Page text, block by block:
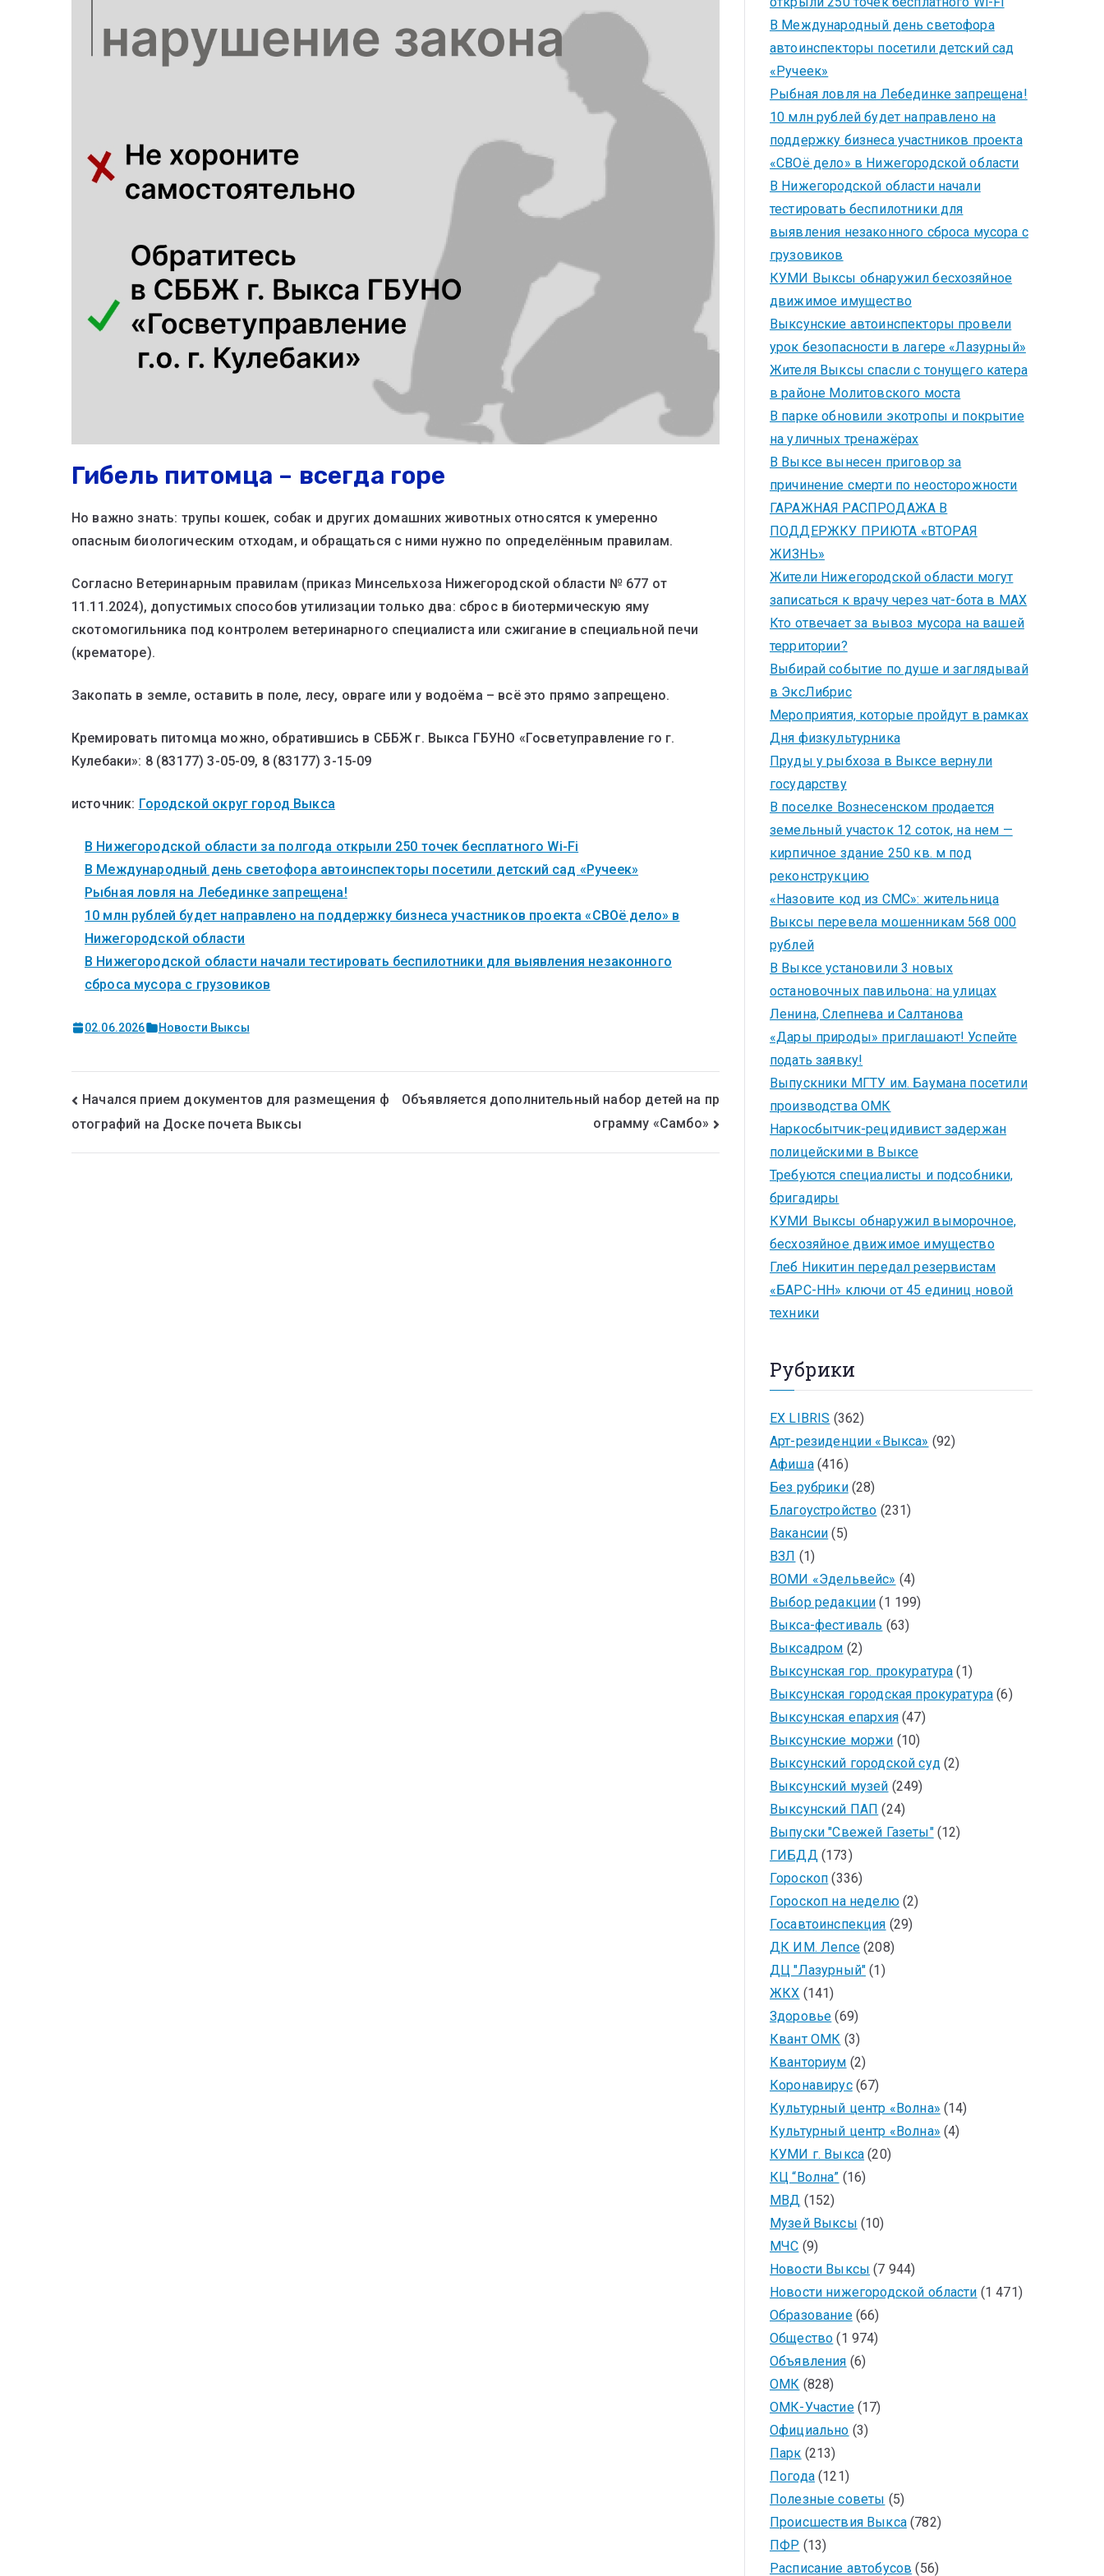
Гибель питомца – всегда горе
Но важно знать: трупы кошек, собак и других домашних животных относятся к умеренно
опасным биологическим отходам, и обращаться с ними нужно по определённым правилам.
Согласно Ветеринарным правилам (приказ Минсельхоза Нижегородской области № 677 от
11.11.2024), допустимых способов утилизации только два: сброс в биотермическую яму
скотомогильника под контролем ветеринарного специалиста или сжигание в специальной печи
(крематоре).
Закопать в земле, оставить в поле, лесу, овраге или у водоёма – всё это прямо запрещено.
Кремировать питомца можно, обратившись в СББЖ г. Выкса ГБУНО «Госветуправление го г.
Кулебаки»: 8 (83177) 3-05-09, 8 (83177) 3-15-09
источник: Городской округ город Выкса
В Нижегородской области за полгода открыли 250 точек бесплатного Wi-Fi
В Международный день светофора автоинспекторы посетили детский сад «Ручеек»
Рыбная ловля на Лебединке запрещена!
10 млн рублей будет направлено на поддержку бизнеса участников проекта «СВОё дело» в
Нижегородской области
В Нижегородской области начали тестировать беспилотники для выявления незаконного
сброса мусора с грузовиков
02.06.2026 Новости Выксы
Начался прием документов для размещения ф
отографий на Доске почета Выксы
Объявляется дополнительный набор детей на пр
ограмму «Самбо»
В Международный день светофора
автоинспекторы посетили детский сад
«Ручеек»
Рыбная ловля на Лебединке запрещена!
10 млн рублей будет направлено на
поддержку бизнеса участников проекта
«СВОё дело» в Нижегородской области
В Нижегородской области начали
тестировать беспилотники для
выявления незаконного сброса мусора с
грузовиков
КУМИ Выксы обнаружил бесхозяйное
движимое имущество
Выксунские автоинспекторы провели
урок безопасности в лагере «Лазурный»
Жителя Выксы спасли с тонущего катера
в районе Молитовского моста
В парке обновили экотропы и покрытие
на уличных тренажёрах
В Выксе вынесен приговор за
причинение смерти по неосторожности
ГАРАЖНАЯ РАСПРОДАЖА В
ПОДДЕРЖКУ ПРИЮТА «ВТОРАЯ
ЖИЗНЬ»
Жители Нижегородской области могут
записаться к врачу через чат-бота в MAX
Кто отвечает за вывоз мусора на вашей
территории?
Выбирай событие по душе и заглядывай
в ЭксЛибрис
Мероприятия, которые пройдут в рамках
Дня физкультурника
Пруды у рыбхоза в Выксе вернули
государству
В поселке Вознесенском продается
земельный участок 12 соток, на нем —
кирпичное здание 250 кв. м под
реконструкцию
«Назовите код из СМС»: жительница
Выксы перевела мошенникам 568 000
рублей
В Выксе установили 3 новых
остановочных павильона: на улицах
Ленина, Слепнева и Салтанова
«Дары природы» приглашают! Успейте
подать заявку!
Выпускники МГТУ им. Баумана посетили
производства ОМК
Наркосбытчик-рецидивист задержан
полицейскими в Выксе
Требуются специалисты и подсобники,
бригадиры
КУМИ Выксы обнаружил выморочное,
бесхозяйное движимое имущество
Глеб Никитин передал резервистам
«БАРС-НН» ключи от 45 единиц новой
техники
Рубрики
EX LIBRIS (362)
Арт-резиденции «Выкса» (92)
Афиша(416)
Без рубрики(28)
Благоустройство (231)
Вакансии (5)
ВЗЛ (1)
ВОМИ «Эдельвейс» (4)
Выбор редакции (1 199)
Выкса-фестиваль (63)
Выксадром (2)
Выксунская гор. прокуратура (1)
Выксунская городская прокуратура (6)
Выксунская епархия(47)
Выксунские моржи (10)
Выксунский городской суд(2)
Выксунский музей (249)
Выксунский ПАП (24)
Выпуски "Свежей Газеты"(12)
ГИБДД(173)
Гороскоп (336)
Гороскоп на неделю(2)
Госавтоинспекция (29)
ДК ИМ. Лепсе(208)
ДЦ "Лазурный" (1)
ЖКХ (141)
Здоровье (69)
Квант ОМК (3)
Кванториум (2)
Коронавирус(67)
Культурный центр «Волна» (14)
Культурный центр «Волна» (4)
КУМИ г. Выкса (20)
КЦ “Волна” (16)
МВД (152)
Музей Выксы (10)
МЧС (9)
Новости Выксы (7 944)
Новости нижегородской области (1 471)
Образование(66)
Общество (1 974)
Объявления (6)
ОМК (828)
ОМК-Участие(17)
Официально (3)
Парк (213)
Погода(121)
Полезные советы (5)
Происшествия Выкса(782)
ПФР (13)
Расписание автобусов (56)